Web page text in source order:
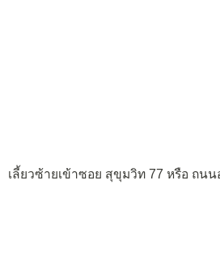
เลี้ยวซ้ายเข้าซอย สุขุมวิท 77 หรือ ถน